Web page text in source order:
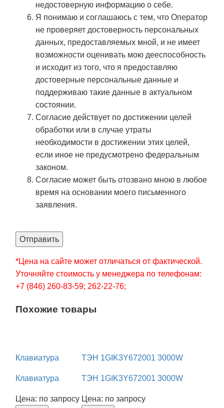
недостоверную информацию о себе.
Я понимаю и соглашаюсь с тем, что Оператор
не проверяет достоверность персональных
данных, предоставляемых мной, и не имеет
возможности оценивать мою дееспособность
и исходит из того, что я предоставляю
достоверные персональные данные и
поддерживаю такие данные в актуальном
состоянии.
Согласие действует по достижении целей
обработки или в случае утраты
необходимости в достижении этих целей,
если иное не предусмотрено федеральным
законом.
Согласие может быть отозвано мною в любое
время на основании моего письменного
заявления.
Отправить
*Цена на сайте может отличаться от фактической.
Уточняйте стоимость у менеджера по телефонам:
+7 (846) 260-83-59; 262-22-76;
Похожие товары
Клавиатура
Клавиатура
Цена: по запросу
ТЭН 1GIK3Y672001 3000W
ТЭН 1GIK3Y672001 3000W
Цена: по запросу